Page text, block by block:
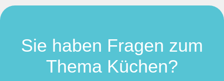
Sie haben Fragen zum
Thema Küchen?